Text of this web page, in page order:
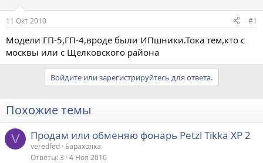
т
е
м
ы
а
л
а
11 Окт 2010 #1
Модели ГП-5,ГП-4,вроде были ИПшники.Тока тем,кто с
москвы или с Щелковского района
Войдите или зарегистрируйтесь для ответа.
Похожие темы
V Продам или обменяю фонарь Petzl Tikka XP 2
veredfed Барахолка
Ответы 3 4 Ноя 2010